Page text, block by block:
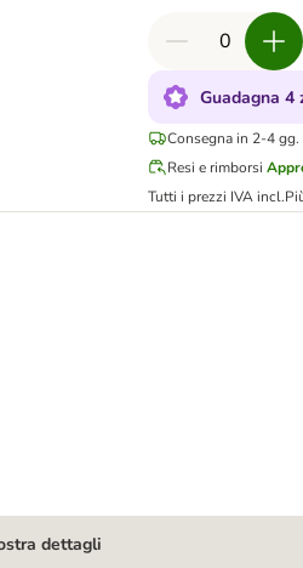
Guadagna 4
Consegna in 2-4 gg.
Resi e rimborsi
Tutti i prezzi IVA incl.
dettagli